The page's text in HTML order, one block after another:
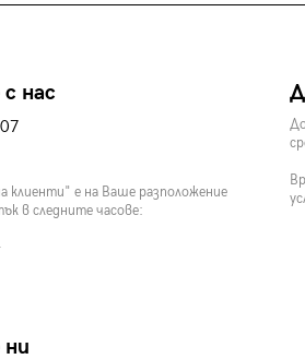
нас
клиенти" е на Ваше разположение
в следните часове: